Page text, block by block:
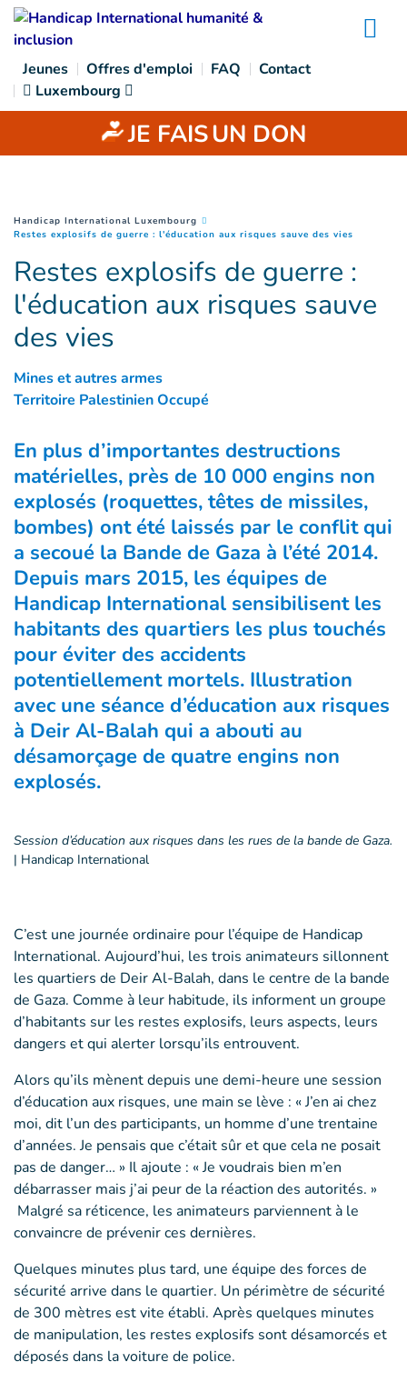
Goto main content
Jeunes Offres d'emploi FAQ
Contact
Luxembourg
JE FAISUN DON
You are here :
Handicap International Luxembourg
Restes explosifs de guerre : l'éducation aux risques sauve des vies
Restes explosifs de guerre :
l'éducation aux risques sauve
des vies
Mines et autres armes
Territoire Palestinien Occupé
En plus d’importantes destructions
matérielles, près de 10 000 engins non
explosés (roquettes, têtes de missiles,
bombes) ont été laissés par le conflit qui
a secoué la Bande de Gaza à l’été 2014.
Depuis mars 2015, les équipes de
Handicap International sensibilisent les
habitants des quartiers les plus touchés
pour éviter des accidents
potentiellement mortels. Illustration
avec une séance d’éducation aux risques
à Deir Al-Balah qui a abouti au
désamorçage de quatre engins non
explosés.
Session d’éducation aux risques dans les rues de la bande de Gaza.
| Handicap International
C’est une journée ordinaire pour l’équipe de Handicap
International. Aujourd’hui, les trois animateurs sillonnent
les quartiers de Deir Al-Balah, dans le centre de la bande
de Gaza. Comme à leur habitude, ils informent un groupe
d’habitants sur les restes explosifs, leurs aspects, leurs
dangers et qui alerter lorsqu’ils entrouvent.
Alors qu’ils mènent depuis une demi-heure une session
d’éducation aux risques, une main se lève : « J’en ai chez
moi, dit l’un des participants, un homme d’une trentaine
d’années. Je pensais que c’était sûr et que cela ne posait
pas de danger… » Il ajoute : « Je voudrais bien m’en
débarrasser mais j’ai peur de la réaction des autorités. »
Malgré sa réticence, les animateurs parviennent à le
convaincre de prévenir ces dernières.
Quelques minutes plus tard, une équipe des forces de
sécurité arrive dans le quartier. Un périmètre de sécurité
de 300 mètres est vite établi. Après quelques minutes
de manipulation, les restes explosifs sont désamorcés et
déposés dans la voiture de police.